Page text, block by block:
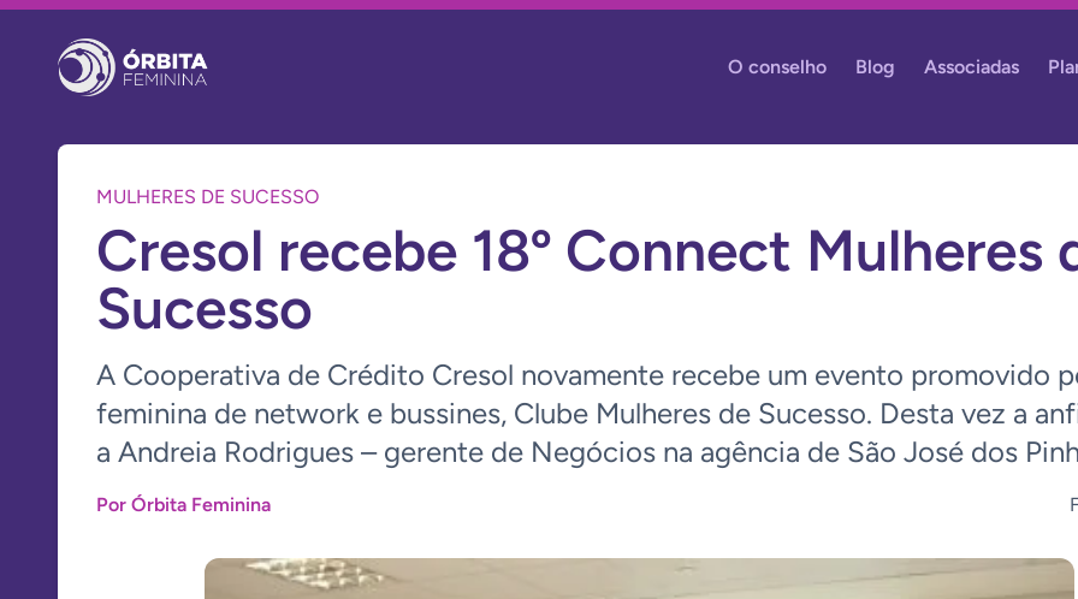
O conselho Blog Associadas
MULHERES DE SUCESSO
Cresol recebe 18º Connect Mulheres
Sucesso
A Cooperativa de Crédito Cresol novamente recebe um evento promovido
feminina de network e bussines, Clube Mulheres de Sucesso. Desta vez a
a Andreia Rodrigues – gerente de Negócios na agência de São José dos
Por Órbita Feminina